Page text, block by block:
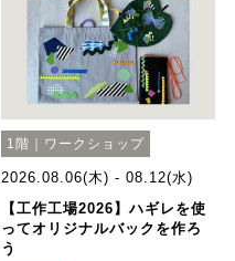
1階｜ワークショップ
2026.08.06(木) - 08.12(水)
【工作工場2026】ハギレを使
ってオリジナルバックを作ろ
う